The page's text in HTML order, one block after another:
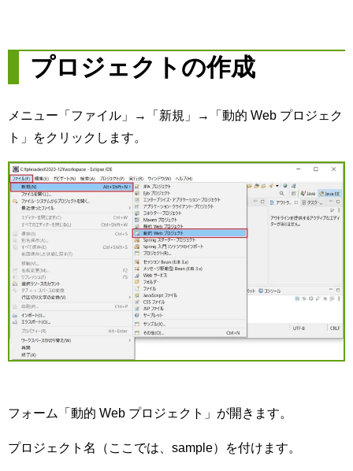
プロジェクトの作成
メニュー「ファイル」→「新規」→「動的 Web プロジェク
ト」をクリックします。
フォーム「動的 Web プロジェクト」が開きます。
プロジェクト名（ここでは、sample）を付けます。